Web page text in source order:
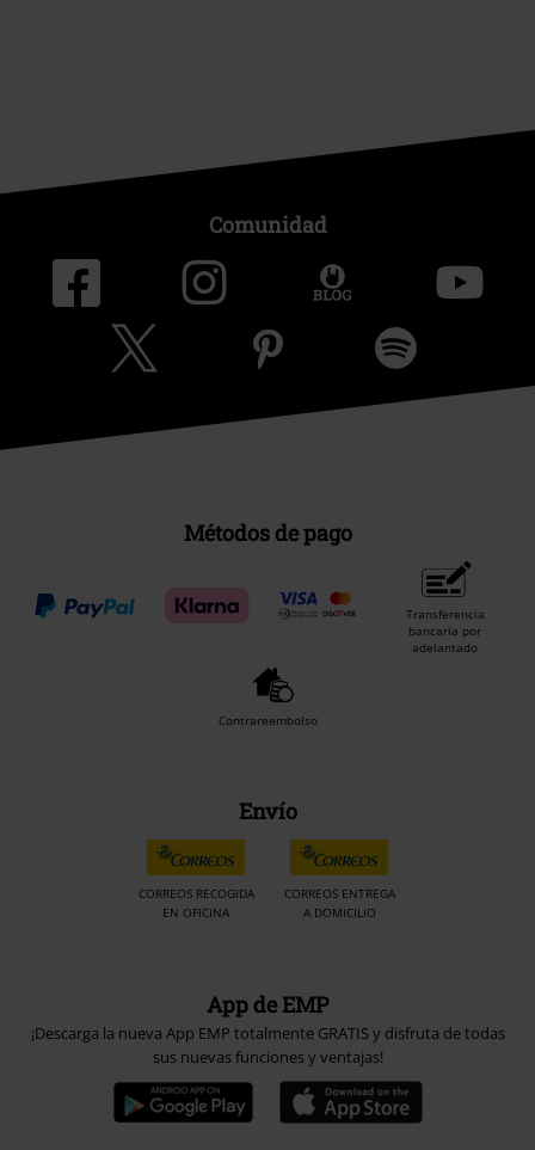
Comunidad
Métodos de pago
Transferencia
bancaria por
adelantado
Contrareembolso
Envío
CORREOS RECOGIDA
EN OFICINA
CORREOS ENTREGA
A DOMICILIO
App de EMP
¡Descarga la nueva App EMP totalmente GRATIS y disfruta de todas
sus nuevas funciones y ventajas!